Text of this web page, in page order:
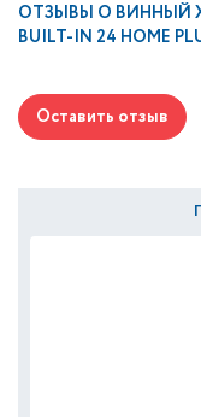
ОТЗЫВЫ О ВИННЫЙ
BUILT-IN 24 HOME
Оставить отзыв